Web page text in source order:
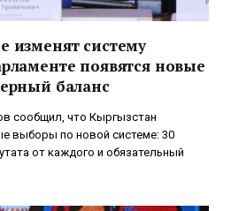
изменят систему
появятся новые
баланс
сообщил, что Кыргызстан
выборы по новой системе: 30
от каждого и обязательный